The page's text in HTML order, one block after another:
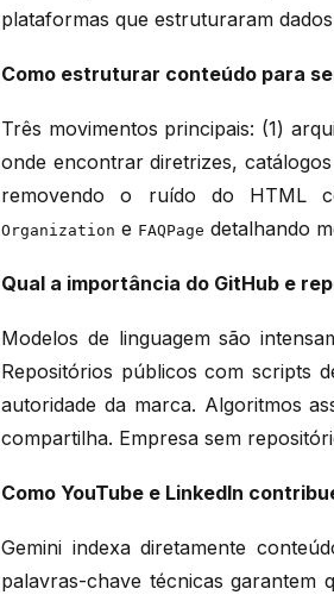
plataformas que estruturaram
Como estruturar conteúdo para
Três movimentos principais: (1)
onde encontrar diretrizes,
removendo o ruído do HTML
Organization e FAQPage detalhando
Qual a importância do GitHub e
Modelos de linguagem são
Repositórios públicos com scripts
autoridade da marca. Algoritmos
compartilha. Empresa sem
Como YouTube e LinkedIn
Gemini indexa diretamente
palavras-chave técnicas garantem